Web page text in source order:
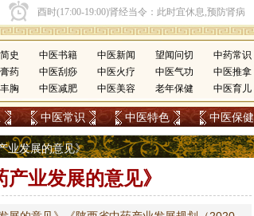
史 中医书籍 中医新闻 望闻问切 中药常识
药 中医刮痧 中医火疗 中医气功 中医推拿
胸 中医减肥 中医美容 老年保健 中医育儿
中医常识 中医特色 中医保健
业发展的意见》
业发展的意见》